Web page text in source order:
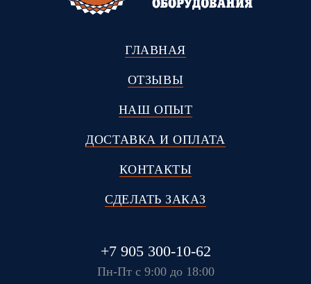
ГЛАВНАЯ
ОТЗЫВЫ
НАШ ОПЫТ
ДОСТАВКА И ОПЛАТА
КОНТАКТЫ
СДЕЛАТЬ ЗАКАЗ
+7 905 300-10-62
Пн-Пт с 9:00 до 18:00